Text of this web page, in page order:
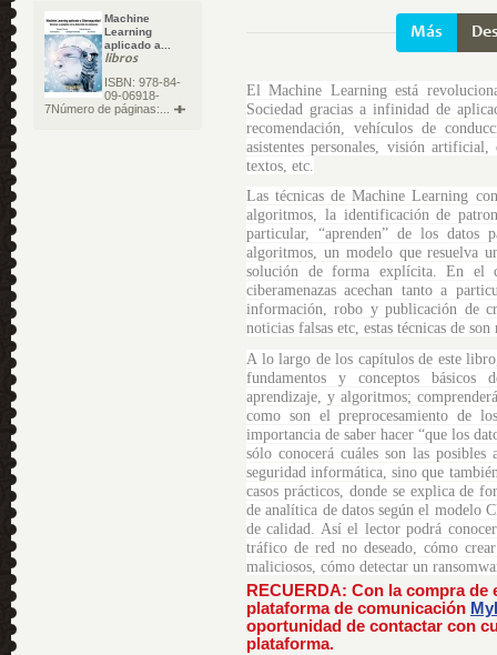
Machine
Learning
aplicado a...
libros
ISBN: 978-84-
09-06918-
7Número de páginas:...
Más
El Machine Learning está
Sociedad gracias a infinidad de
recomendación, vehículos de
asistentes personales, visión
textos, etc.
Las técnicas de Machine Learning
algoritmos, la identificación de
particular, “aprenden” de los
algoritmos, un modelo que resuelva
solución de forma explícita. En el
ciberamenazas acechan tanto a
información, robo y publicación de
noticias falsas etc, estas técnicas de son
A lo largo de los capítulos de este
fundamentos y conceptos básicos
aprendizaje, y algoritmos;
como son el preprocesamiento de
importancia de saber hacer “que los
sólo conocerá cuáles son las
seguridad informática, sino que
casos prácticos, donde se explica de
de analítica de datos según el modelo
de calidad. Así el lector podrá
tráfico de red no deseado, cómo
maliciosos, cómo detectar un
RECUERDA: Con la compra
plataforma de comunicación
oportunidad de contactar con
plataforma.